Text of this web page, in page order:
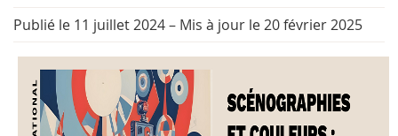
Publié le 11 juillet 2024– Mis à jour le 20 février 2025